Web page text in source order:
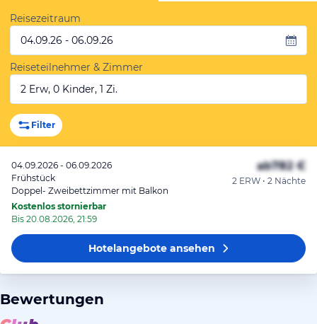
Reisezeitraum
04.09.26 - 06.09.26
Reiseteilnehmer & Zimmer
2 Erw, 0 Kinder, 1 Zi.
Filter
04.09.2026 - 06.09.2026
Frühstück
Doppel- Zweibettzimmer mit Balkon
Kostenlos stornierbar
Bis 20.08.2026, 21:59
ab782 €
2 ERW • 2 Nächte
Hotelangeboteansehen
Bewertungen